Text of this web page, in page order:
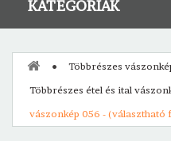
KATEGÓRIÁK
Többrészes
Többrészes étel és ital
vászonkép 056 - (választható